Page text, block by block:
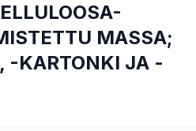
MASSA;
-KARTONKI JA -